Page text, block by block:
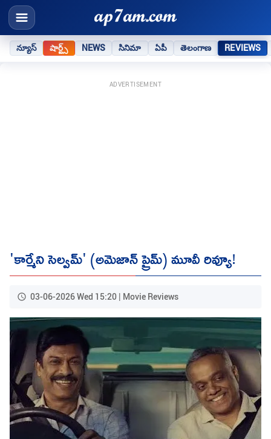
న్యూస్ షార్ట్స్ NEWS సినిమా ఏపీ తెలంగాణ REVIEWS
ADVERTISEMENT
'కార్మేని సెల్వమ్' (అమెజాన్ ప్రైమ్) మూవీ రివ్యూ!
03-06-2026 Wed 15:20 | Movie Reviews